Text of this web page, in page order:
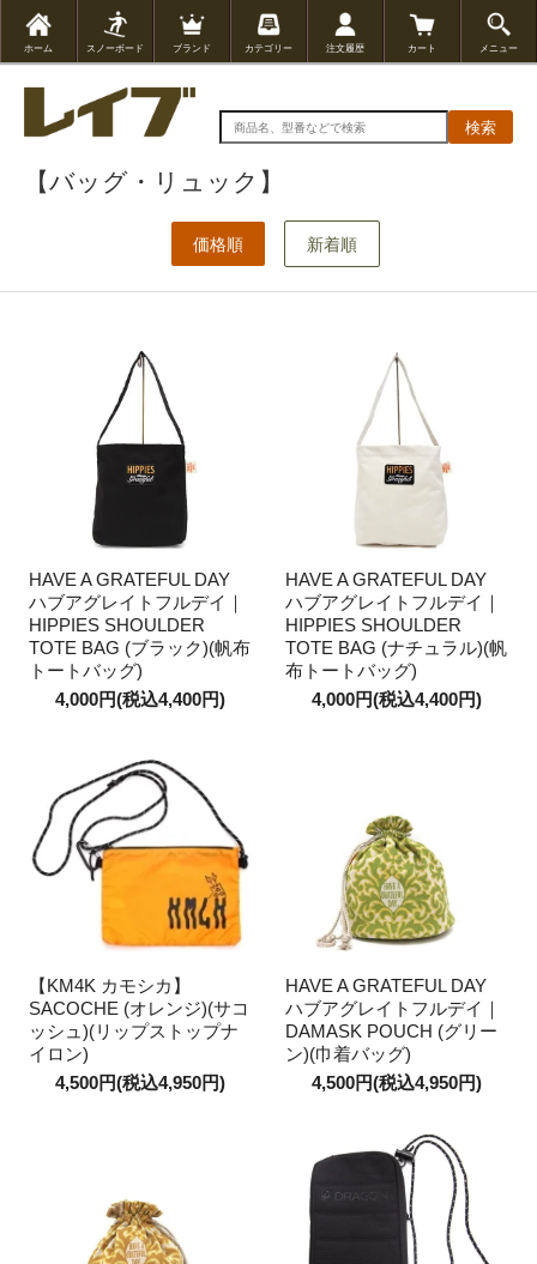
ホーム スノーボード ブランド カテゴリー 注文履歴 カート メニュー
検索
【バッグ・リュック】
価格順 新着順
HAVE A GRATEFUL DAY
ハブアグレイトフルデイ｜
HIPPIES SHOULDER
TOTE BAG (ブラック)(帆布
トートバッグ)
4,000円(税込4,400円)
HAVE A GRATEFUL DAY
ハブアグレイトフルデイ｜
HIPPIES SHOULDER
TOTE BAG (ナチュラル)(帆
布トートバッグ)
4,000円(税込4,400円)
【KM4K カモシカ】
SACOCHE (オレンジ)(サコ
ッシュ)(リップストップナ
イロン)
4,500円(税込4,950円)
HAVE A GRATEFUL DAY
ハブアグレイトフルデイ｜
DAMASK POUCH (グリー
ン)(巾着バッグ)
4,500円(税込4,950円)